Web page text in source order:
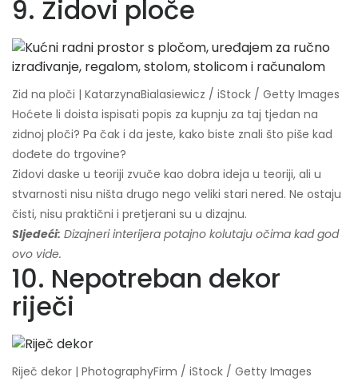
9. Zidovi ploče
Zid na ploči | KatarzynaBialasiewicz / iStock / Getty Images
Hoćete li doista ispisati popis za kupnju za taj tjedan na
zidnoj ploči? Pa čak i da jeste, kako biste znali što piše kad
dođete do trgovine?
Zidovi daske u teoriji zvuče kao dobra ideja u teoriji, ali u
stvarnosti nisu ništa drugo nego veliki stari nered. Ne ostaju
čisti, nisu praktični i pretjerani su u dizajnu.
Sljedeći: Dizajneri interijera potajno kolutaju očima kad god
ovo vide.
10. Nepotreban dekor
riječi
Riječ dekor | PhotographyFirm / iStock / Getty Images